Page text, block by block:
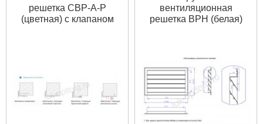
решетка СВР-А-Р
(цветная) с клапаном
вентиляционная
решетка ВРН (белая)